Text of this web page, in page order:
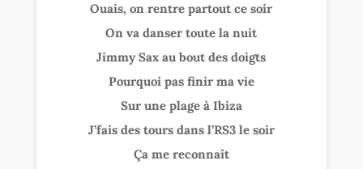
Ouais, on rentre partout ce soir
On va danser toute la nuit
Jimmy Sax au bout des doigts
Pourquoi pas finir ma vie
Sur une plage à Ibiza
J’fais des tours dans l’RS3 le soir
Ça me reconnaît